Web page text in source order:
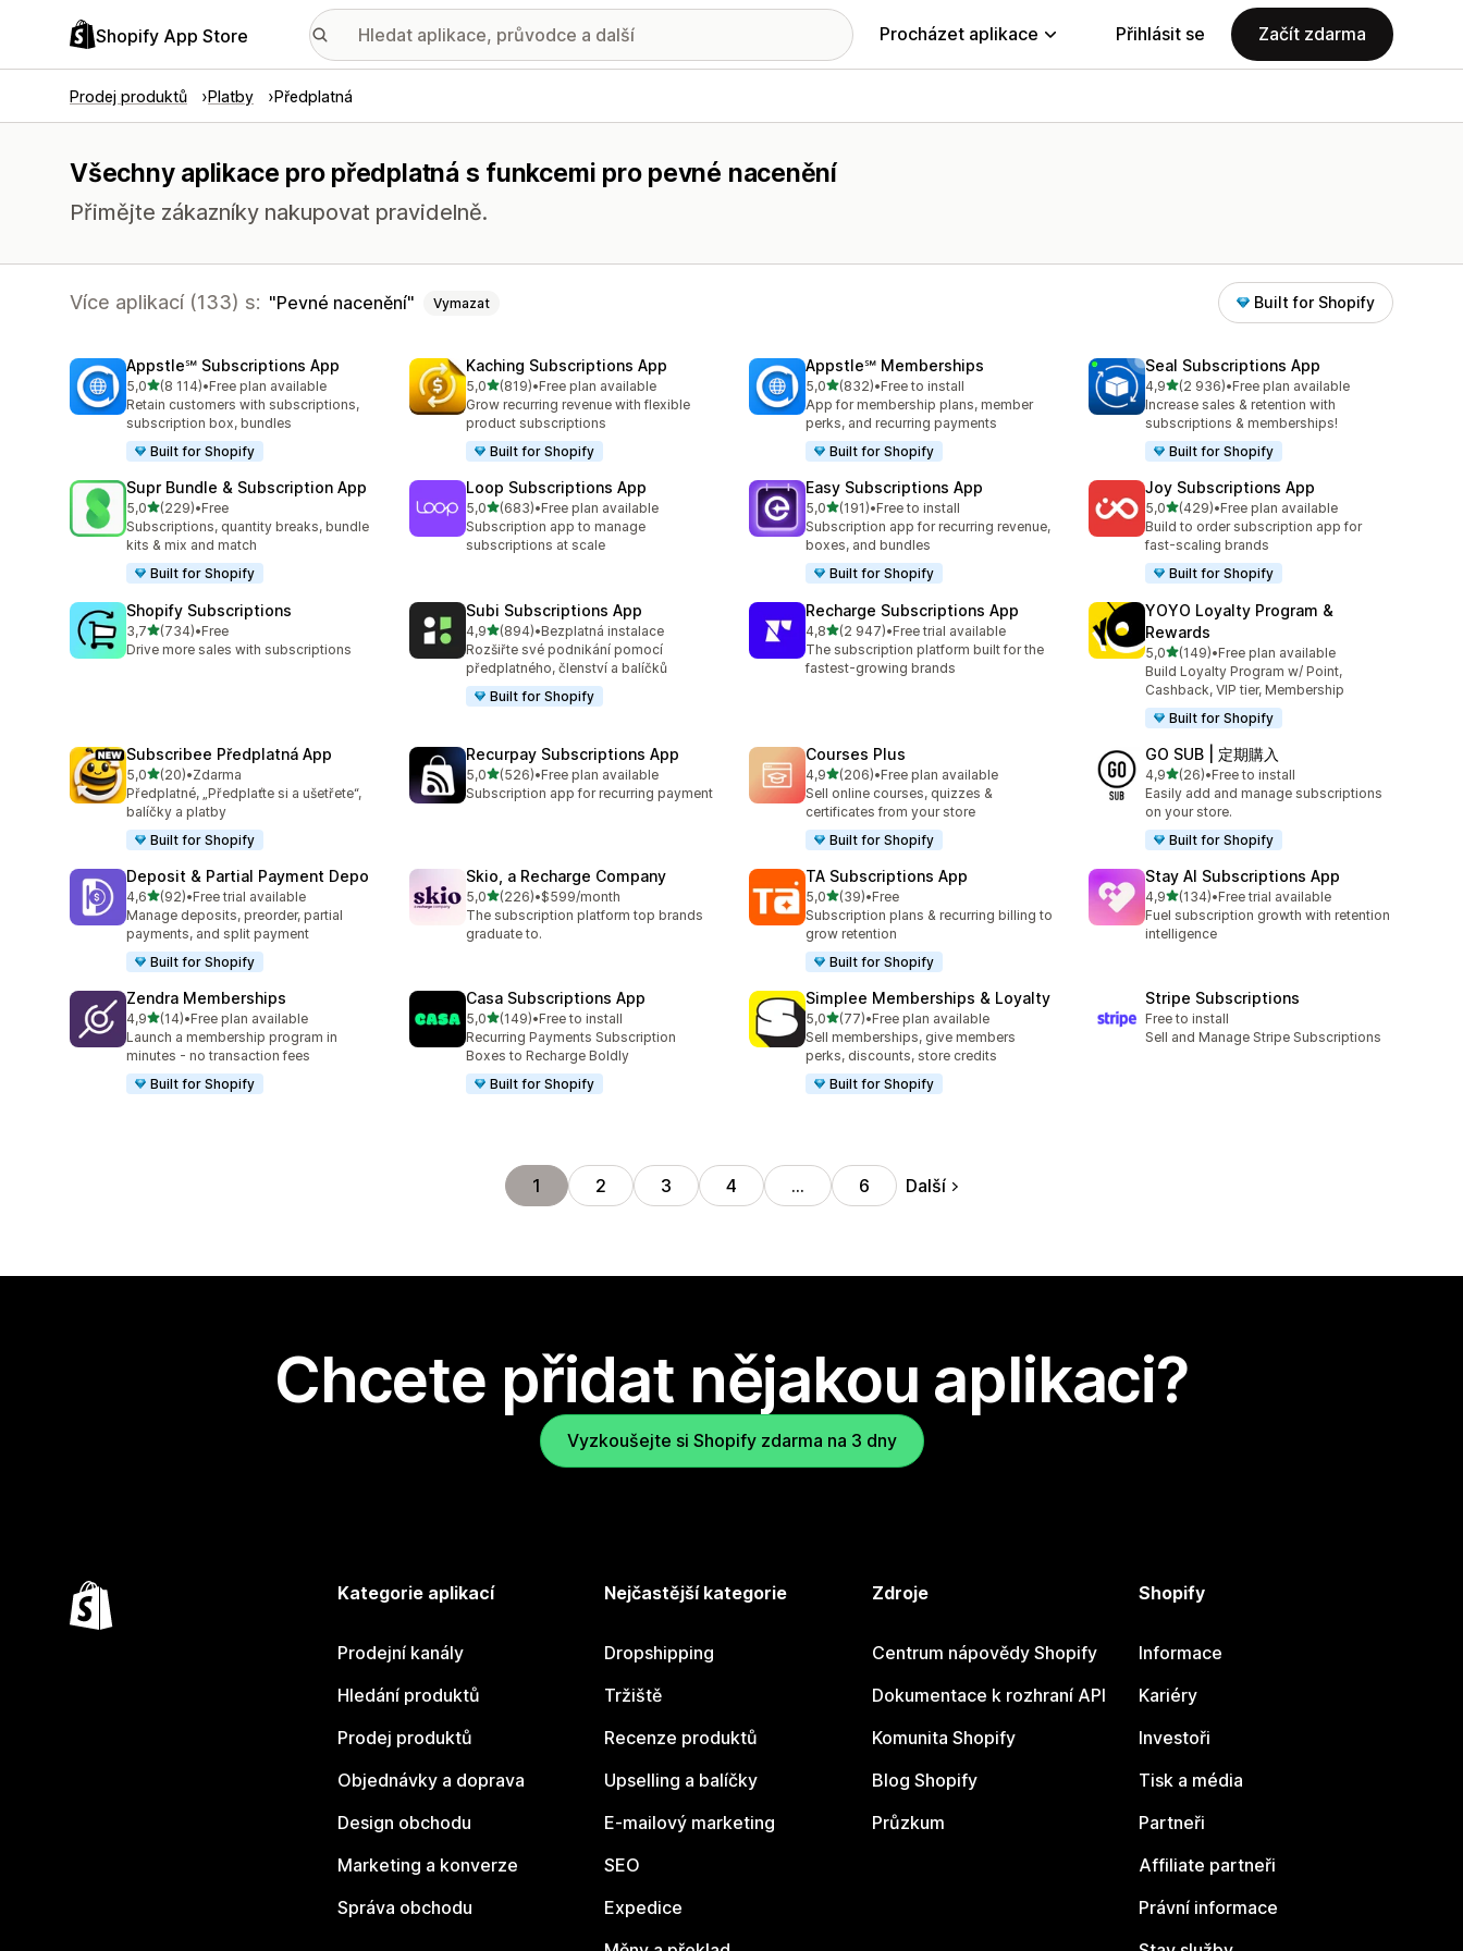
Shopify App Store Procházet aplikace Přihlásit se Začít zdarma
Prodej produktů Platby Předplatná
Všechny aplikace pro předplatná s funkcemi pro pevné nacenění
Přimějte zákazníky nakupovat pravidelně.
Více aplikací (133) s: Pevné nacenění Vymazat Built for Shopify
Appstle℠ Subscriptions App
5,0z 5 hvězd
(8 114)
Celkový počet recenzí: 8114
•Free plan available
Retain customers with subscriptions,
subscription box, bundles
Built for Shopify
Kaching Subscriptions App
5,0z 5 hvězd
(819)
Celkový počet recenzí: 819
•Free plan available
Grow recurring revenue with flexible
product subscriptions
Built for Shopify
Appstle℠ Memberships
5,0z 5 hvězd
(832)
Celkový počet recenzí: 832
•Free to install
App for membership plans, member
perks, and recurring payments
Built for Shopify
Seal Subscriptions App
4,9z 5 hvězd
(2 936)
Celkový počet recenzí: 2936
•Free plan available
Increase sales & retention with
subscriptions & memberships!
Built for Shopify
Supr Bundle & Subscription App
5,0z 5 hvězd
(229)
Celkový počet recenzí: 229
•Free
Subscriptions, quantity breaks, bundle
kits & mix and match
Built for Shopify
Loop Subscriptions App
5,0z 5 hvězd
(683)
Celkový počet recenzí: 683
•Free plan available
Subscription app to manage
subscriptions at scale
Easy Subscriptions App
5,0z 5 hvězd
(191)
Celkový počet recenzí: 191
•Free to install
Subscription app for recurring revenue,
boxes, and bundles
Built for Shopify
Joy Subscriptions App
5,0z 5 hvězd
(429)
Celkový počet recenzí: 429
•Free plan available
Build to order subscription app for
fast-scaling brands
Built for Shopify
Shopify Subscriptions
3,7z 5 hvězd
(734)
Celkový počet recenzí: 734
•Free
Drive more sales with subscriptions
Subi Subscriptions App
4,9z 5 hvězd
(894)
Celkový počet recenzí: 894
•Bezplatná instalace
Rozšiřte své podnikání pomocí
předplatného, členství a balíčků
Built for Shopify
Recharge Subscriptions App
4,8z 5 hvězd
(2 947)
Celkový počet recenzí: 2947
•Free trial available
The subscription platform built for the
fastest-growing brands
YOYO Loyalty Program &
Rewards
5,0z 5 hvězd
(149)
Celkový počet recenzí: 149
•Free plan available
Build Loyalty Program w/ Point,
Cashback, VIP tier, Membership
Built for Shopify
Subscribee Předplatná App
5,0z 5 hvězd
(20)
Celkový počet recenzí: 20
•Zdarma
Předplatné, „Předplaťte si a ušetřete“,
balíčky a platby
Built for Shopify
Recurpay Subscriptions App
5,0z 5 hvězd
(526)
Celkový počet recenzí: 526
•Free plan available
Subscription app for recurring payment
Courses Plus
4,9z 5 hvězd
(206)
Celkový počet recenzí: 206
•Free plan available
Sell online courses, quizzes &
certificates from your store
Built for Shopify
GO SUB | 定期購入
4,9z 5 hvězd
(26)
Celkový počet recenzí: 26
•Free to install
Easily add and manage subscriptions
on your store.
Built for Shopify
Deposit & Partial Payment Depo
4,6z 5 hvězd
(92)
Celkový počet recenzí: 92
•Free trial available
Manage deposits, preorder, partial
payments, and split payment
Built for Shopify
Skio, a Recharge Company
5,0z 5 hvězd
(226)
Celkový počet recenzí: 226
•$599/month
The subscription platform top brands
graduate to.
TA Subscriptions App
5,0z 5 hvězd
(39)
Celkový počet recenzí: 39
•Free
Subscription plans & recurring billing to
grow retention
Built for Shopify
Stay AI Subscriptions App
4,9z 5 hvězd
(134)
Celkový počet recenzí: 134
•Free trial available
Fuel subscription growth with retention
intelligence
Zendra Memberships
4,9z 5 hvězd
(14)
Celkový počet recenzí: 14
•Free plan available
Launch a membership program in
minutes - no transaction fees
Built for Shopify
Casa Subscriptions App
5,0z 5 hvězd
(149)
Celkový počet recenzí: 149
•Free to install
Recurring Payments Subscription
Boxes to Recharge Boldly
Built for Shopify
Simplee Memberships & Loyalty
5,0z 5 hvězd
(77)
Celkový počet recenzí: 77
•Free plan available
Sell memberships, give members
perks, discounts, store credits
Built for Shopify
Stripe Subscriptions
Free to install
Sell and Manage Stripe Subscriptions
1 2 3 4 … 6 Další
Chcete přidat nějakou aplikaci?
Vyzkoušejte si Shopify zdarma na 3 dny
Kategorie aplikací
Prodejní kanály
Hledání produktů
Prodej produktů
Objednávky a doprava
Design obchodu
Marketing a konverze
Správa obchodu
Nejčastější kategorie
Dropshipping
Tržiště
Recenze produktů
Upselling a balíčky
E-mailový marketing
SEO
Expedice
Zdroje
Centrum nápovědy Shopify
Dokumentace k rozhraní API
Komunita Shopify
Blog Shopify
Průzkum
Shopify
Informace
Kariéry
Investoři
Tisk a média
Partneři
Affiliate partneři
Právní informace